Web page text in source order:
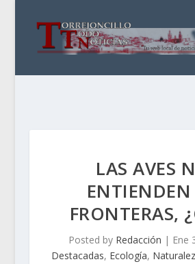
LAS AVES
ENTIENDEN
FRONTERAS,
Posted by Redacción | Ene
Destacadas, Ecología,